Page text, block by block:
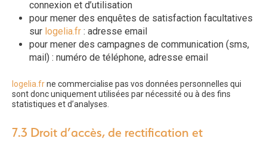
connexion et d’utilisation
pour mener des enquêtes de satisfaction facultatives
sur logelia.fr: adresse email
pour mener des campagnes de communication (sms,
mail) : numéro de téléphone, adresse email
logelia.frne commercialise pas vos données personnelles qui
sont donc uniquement utilisées par nécessité ou à des fins
statistiques et d’analyses.
7.3 Droit d’accès, de rectification et